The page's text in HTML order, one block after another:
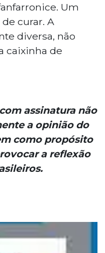
Um
curar. A
diversa, não
caixinha de
assinatura não
a opinião do
como propósito
a reflexão